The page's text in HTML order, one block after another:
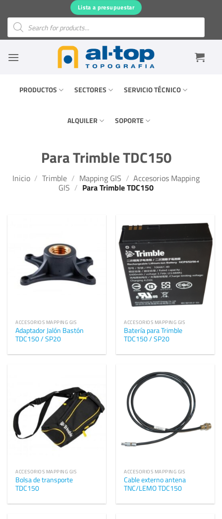
contenido
Lista a presupuestar
Búsqueda
productos
PRODUCTOS SECTORES SERVICIO TÉCNICO
ALQUILER SOPORTE
Para Trimble TDC150
Inicio / Trimble / Mapping GIS / Accesorios Mapping
GIS / Para Trimble TDC150
ACCESORIOS MAPPING GIS
Adaptador Jalón Bastón
TDC150 / SP20
ACCESORIOS MAPPING GIS
Batería para Trimble
TDC150 / SP20
ACCESORIOS MAPPING GIS
Bolsa de transporte
TDC150
ACCESORIOS MAPPING GIS
Cable externo antena
TNC/LEMO TDC150